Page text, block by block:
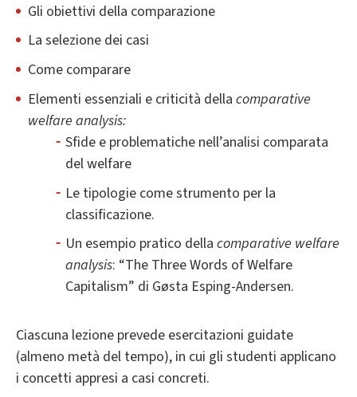
Gli obiettivi della comparazione
La selezione dei casi
Come comparare
Elementi essenziali e criticità della comparative
welfare analysis:
Sfide e problematiche nell’analisi comparata
del welfare
Le tipologie come strumento per la
classificazione.
Un esempio pratico della comparative welfare
analysis: “The Three Words of Welfare
Capitalism” di Gøsta Esping-Andersen.
Ciascuna lezione prevede esercitazioni guidate
(almeno metà del tempo), in cui gli studenti applicano
i concetti appresi a casi concreti.